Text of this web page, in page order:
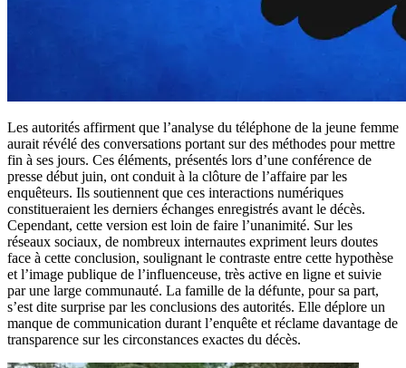
Les autorités affirment que l’analyse du téléphone de la jeune femme
aurait révélé des conversations portant sur des méthodes pour mettre
fin à ses jours. Ces éléments, présentés lors d’une conférence de
presse début juin, ont conduit à la clôture de l’affaire par les
enquêteurs. Ils soutiennent que ces interactions numériques
constitueraient les derniers échanges enregistrés avant le décès.
Cependant, cette version est loin de faire l’unanimité. Sur les
réseaux sociaux, de nombreux internautes expriment leurs doutes
face à cette conclusion, soulignant le contraste entre cette hypothèse
et l’image publique de l’influenceuse, très active en ligne et suivie
par une large communauté. La famille de la défunte, pour sa part,
s’est dite surprise par les conclusions des autorités. Elle déplore un
manque de communication durant l’enquête et réclame davantage de
transparence sur les circonstances exactes du décès.